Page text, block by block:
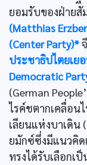
ยอมรับของฝ่ายสั
(Matthias
(Center Party)*
ประชาธิปไตยเย
Democratic
(German
ไรค์ชตากเคลื่อน
เลียนแห่งบาเดิน
ยมักซ์ซึ่งมีแนวคิ
ทรงได้รับเลือกเ